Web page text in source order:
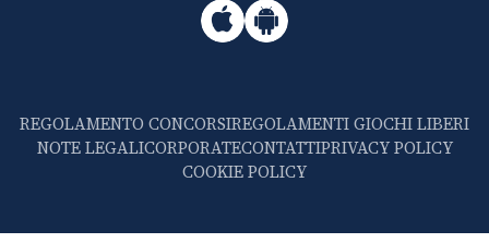
REGOLAMENTO CONCORSIREGOLAMENTI GIOCHI LIBERI
NOTE LEGALICORPORATECONTATTIPRIVACY POLICY
COOKIE POLICY